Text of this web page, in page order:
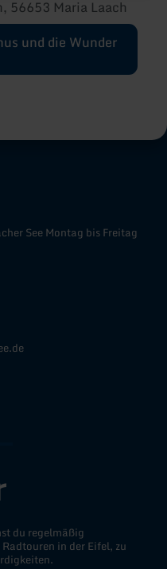
56653 Maria Laach
und die Wunder
See Montag bis Freitag
du regelmäßig
in der Eifel, zu